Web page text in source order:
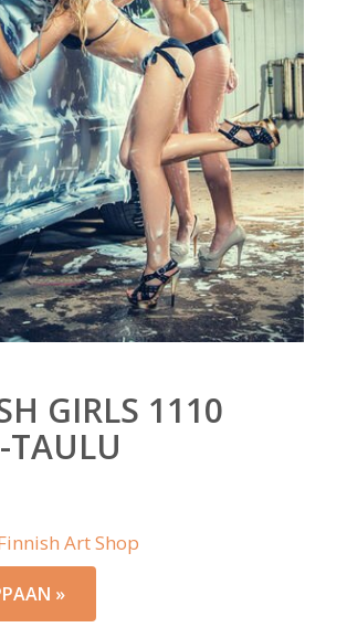
GIRLS 1110
TAULU
Art Shop
»